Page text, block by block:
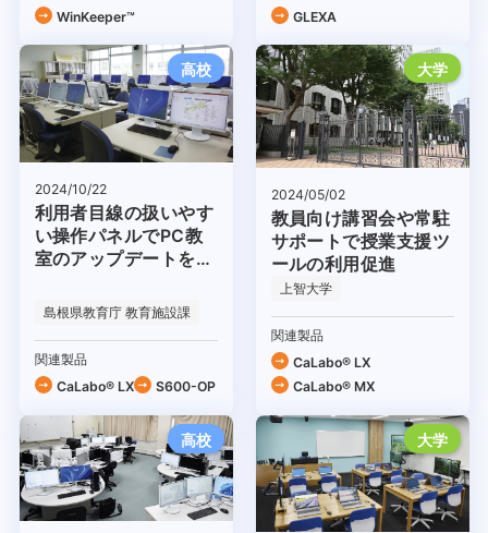
WinKeeper™
GLEXA
高校
2024/10/22
利用者目線の扱いやす
い操作パネルでPC教
室のアップデートを推
島根県教育庁 教育施設課
関連製品
CaLabo® LX
S600-OP
大学
2024/05/02
教員向け講習会や常駐
サポートで授業支援ツ
ールの利用促進
上智大学
関連製品
CaLabo® LX
CaLabo® MX
高校 大学